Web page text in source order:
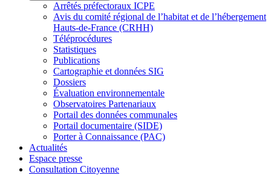
Arrêtés préfectoraux ICPE
Avis du comité régional de l’habitat et de l’hébergement
Hauts-de-France (CRHH)
Téléprocédures
Statistiques
Publications
Cartographie et données SIG
Dossiers
Évaluation environnementale
Observatoires Partenariaux
Portail des données communales
Portail documentaire (SIDE)
Porter à Connaissance (PAC)
Actualités
Espace presse
Consultation Citoyenne